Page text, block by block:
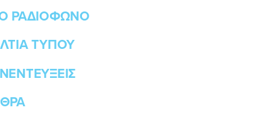
ΡΑΔΙΟΦΩΝΟ
ΤΥΠΟΥ
Όρους Χρήσηςτου
Όρους Χρήσηςτου